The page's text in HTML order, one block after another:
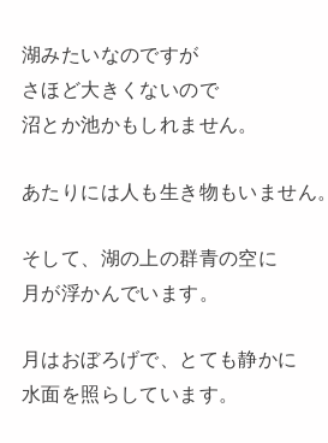
湖みたいなのですが
さほど大きくないので
沼とか池かもしれません。
あたりには人も生き物もいません。
そして、湖の上の群青の空に
月が浮かんでいます。
月はおぼろげで、とても静かに
水面を照らしています。